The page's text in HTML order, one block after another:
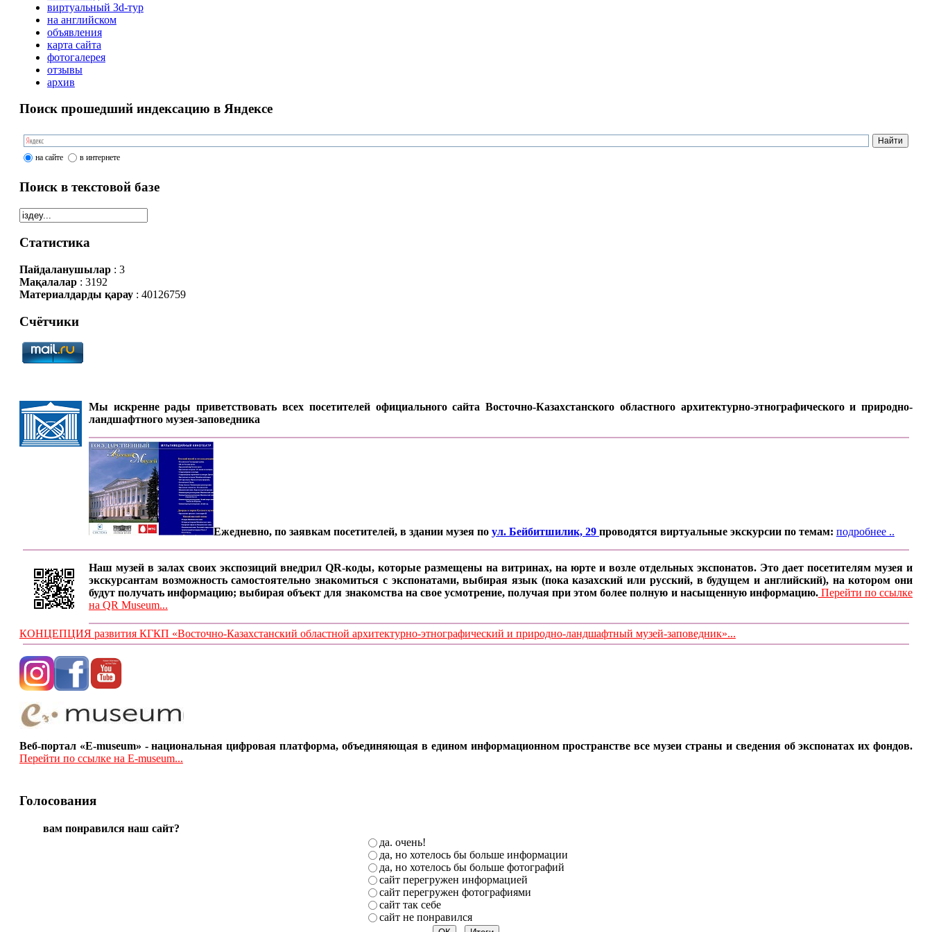
виртуальный 3d-тур
на английском
объявления
карта сайта
фотогалерея
отзывы
архив
Поиск прошедший индексацию в Яндексе
на сайте в интернете
Поиск в текстовой базе
Статистика
Пайдаланушылар: 3
Мақалалар: 3192
Материалдарды қарау: 40126759
Счётчики
Мы искренне рады приветствовать всех посетителей официального сайта Восточно-Казахстанского областного архитектурно-этнографического и природно-
ландшафтного музея-заповедника
Ежедневно, по заявкам посетителей, в здании музея по ул. Бейбитшилик, 29 проводятся виртуальные экскурсии по темам: подробнее ..
Наш музей в залах своих экспозиций внедрил QR-коды, которые размещены на витринах, на юрте и возле отдельных экспонатов. Это дает посетителям музея и
экскурсантам возможность самостоятельно знакомиться с экспонатами, выбирая язык (пока казахский или русский, в будущем и английский), на котором они
будут получать информацию; выбирая объект для знакомства на свое усмотрение, получая при этом более полную и насыщенную информацию.Перейти по ссылке
на QR Museum...
КОНЦЕПЦИЯ развития КГКП «Восточно-Казахстанский областной архитектурно-этнографический и природно-ландшафтный музей-заповедник»...
Веб-портал «E-museum» - национальная цифровая платформа, объединяющая в едином информационном пространстве все музеи страны и сведения об экспонатах их фондов.
Перейти по ссылке на E-museum...
Голосования
вам понравился наш сайт?
да. очень!
да, но хотелось бы больше информации
да, но хотелось бы больше фотографий
сайт перегружен информацией
сайт перегружен фотографиями
сайт так себе
сайт не понравился